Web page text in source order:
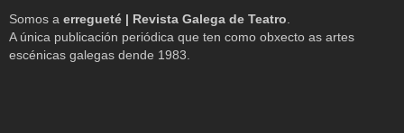
Somos a erregueté | Revista Galega de Teatro
A única publicación periódica que ten como obxecto as artes
escénicas galegas dende 1983.